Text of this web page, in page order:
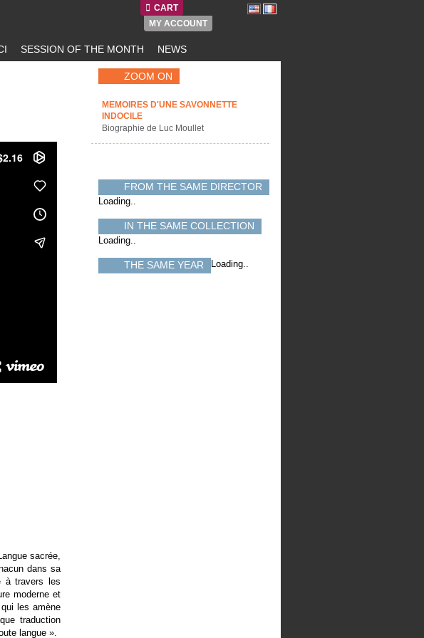
CART
MY ACCOUNT
SESSION OF THE MONTH NEWS
sacrée,
dans sa
à travers les
moderne et
les amène
traduction
langue ».
ZOOM ON
MEMOIRES D'UNE SAVONNETTE
INDOCILE
Biographie de Luc Moullet
FROM THE SAME DIRECTOR
Loading..
IN THE SAME COLLECTION
Loading..
THE SAME YEAR Loading..